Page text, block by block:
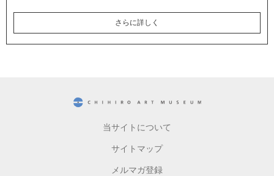
さらに詳しく
当サイトについて
サイトマップ
メルマガ登録